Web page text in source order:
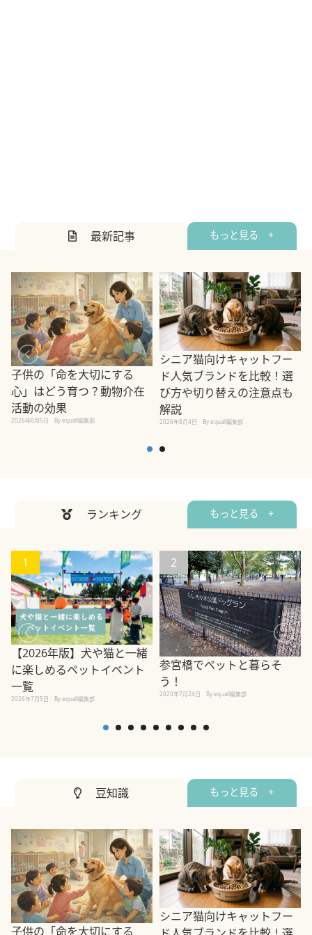
最新記事 もっと見る +
子供の「命を大切にする
心」はどう育つ？動物介在
活動の効果
2026年8月5日 By equall編集部
シニア猫向けキャットフー
ド人気ブランドを比較！選
び方や切り替えの注意点も
解説
2026年8月4日 By equall編集部
ランキング もっと見る +
1
【2026年版】犬や猫と一緒
に楽しめるペットイベント
一覧
2026年7月5日 By equall編集部
2
参宮橋でペットと暮らそ
う！
2020年7月24日 By equall編集部
豆知識 もっと見る +
子供の「命を大切にする
シニア猫向けキャットフー